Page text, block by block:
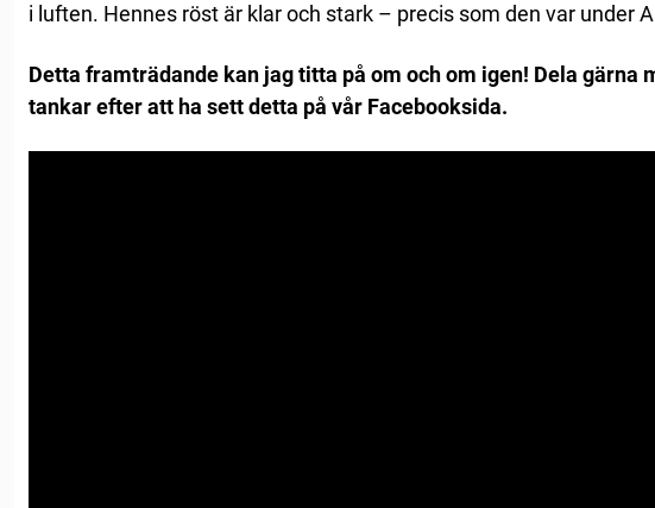
i luften. Hennes röst är klar och stark – precis som den var under
Detta framträdande kan jag titta på om och om igen! Dela gärna
tankar efter att ha sett detta på vår Facebooksida.